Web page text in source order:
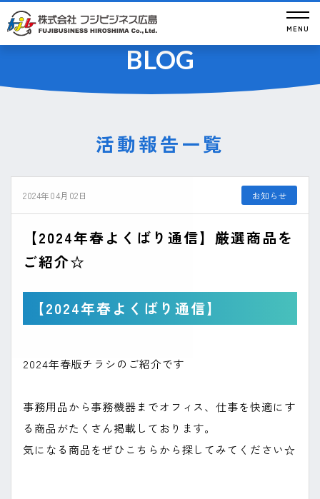
MENU
お知らせ
BLOG
活動報告一覧
2024年04月02日 お知らせ
【2024年春よくばり通信】厳選商品を
ご紹介☆
【2024年春よくばり通信】
2024年春版チラシのご紹介です
事務用品から事務機器までオフィス、仕事を快適にす
る商品がたくさん掲載しております。
気になる商品をぜひこちらから探してみてください☆